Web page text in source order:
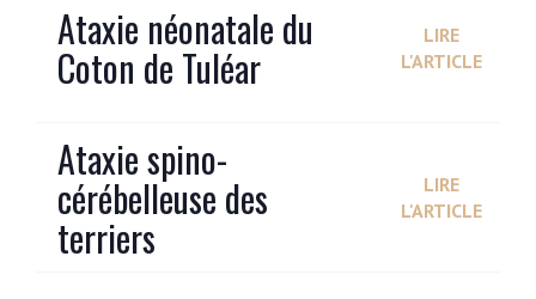
Ataxie néonatale du
Coton de Tuléar
LIRE
L'ARTICLE
Ataxie spino-
cérébelleuse des
terriers
LIRE
L'ARTICLE